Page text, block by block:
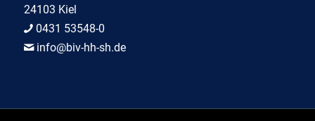
24103 Kiel
0431 53548-0
info@biv-hh-sh.de